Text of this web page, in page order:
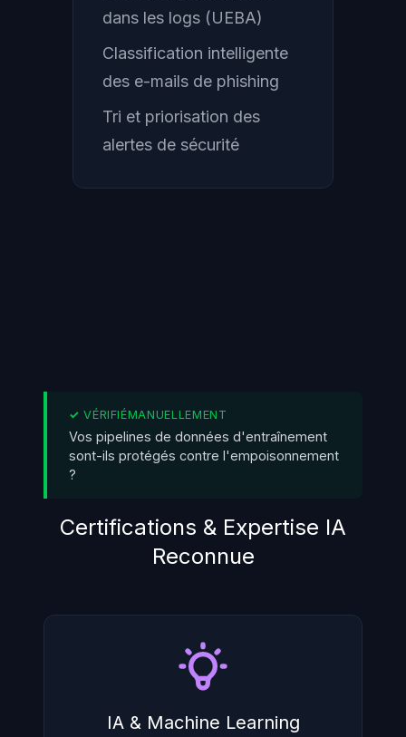
dans les logs (UEBA)
Classification intelligente
des e-mails de phishing
Tri et priorisation des
alertes de sécurité
Vos pipelines de données d'entraînement
sont-ils protégés contre l'empoisonnement
?
Certifications & Expertise IA
Reconnue
IA & Machine Learning